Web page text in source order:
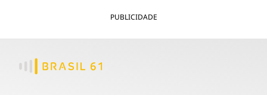
PUBLICIDADE